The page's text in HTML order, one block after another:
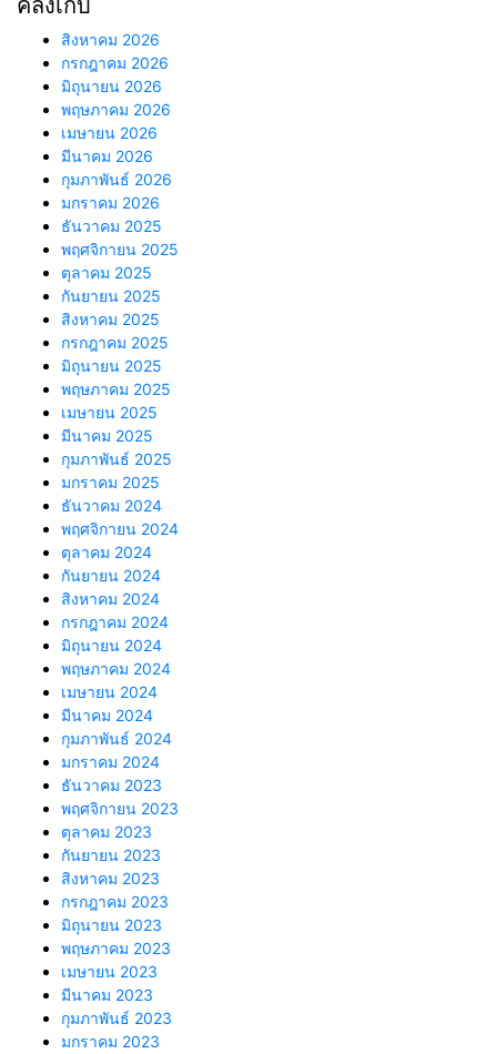
คลังเก็บ
สิงหาคม 2026
กรกฎาคม 2026
มิถุนายน 2026
พฤษภาคม 2026
เมษายน 2026
มีนาคม 2026
กุมภาพันธ์ 2026
มกราคม 2026
ธันวาคม 2025
พฤศจิกายน 2025
ตุลาคม 2025
กันยายน 2025
สิงหาคม 2025
กรกฎาคม 2025
มิถุนายน 2025
พฤษภาคม 2025
เมษายน 2025
มีนาคม 2025
กุมภาพันธ์ 2025
มกราคม 2025
ธันวาคม 2024
พฤศจิกายน 2024
ตุลาคม 2024
กันยายน 2024
สิงหาคม 2024
กรกฎาคม 2024
มิถุนายน 2024
พฤษภาคม 2024
เมษายน 2024
มีนาคม 2024
กุมภาพันธ์ 2024
มกราคม 2024
ธันวาคม 2023
พฤศจิกายน 2023
ตุลาคม 2023
กันยายน 2023
สิงหาคม 2023
กรกฎาคม 2023
มิถุนายน 2023
พฤษภาคม 2023
เมษายน 2023
มีนาคม 2023
กุมภาพันธ์ 2023
มกราคม 2023